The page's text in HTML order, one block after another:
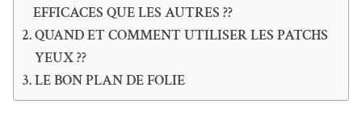
EFFICACES QUE LES AUTRES ??
QUAND ET COMMENT UTILISER LES PATCHS
YEUX ??
LE BON PLAN DE FOLIE